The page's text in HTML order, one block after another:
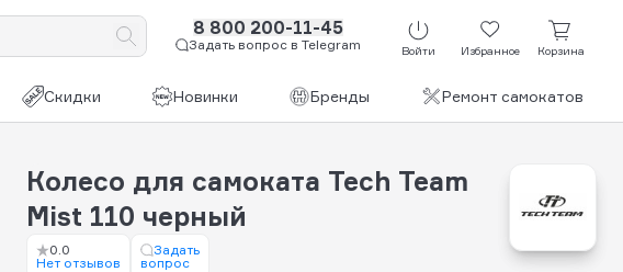
8 800 200-11-45
Задать вопрос в Telegram Войти Избранное Корзина
Скидки Новинки Бренды Ремонт самокатов
Колесо для самоката Tech Team
Mist 110 черный
0.0
Нет отзывов
Задать
вопрос